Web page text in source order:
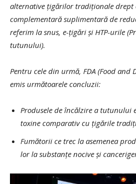
alternative țigărilor tradiționale drept
complementară suplimentară de
referim la snus, e-țigări și HTP-urile
tutunului).
Pentru cele din urmă, FDA (Food and
emis următoarele concluzii:
Produsele de încălzire a tutunului
toxine comparativ cu țigările
Fumătorii ce trec la asemenea
lor la substanțe nocive și